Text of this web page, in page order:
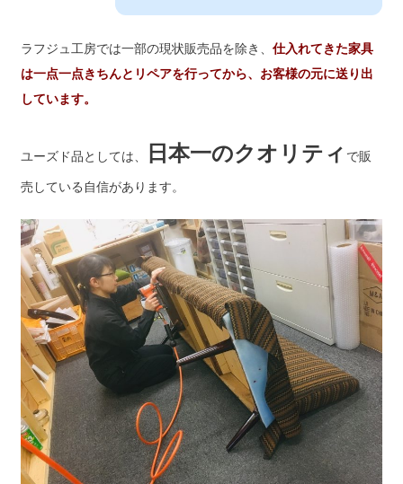
ラフジュ工房では一部の現状販売品を除き、 仕入れてきた家具
は一点一点きちんとリペアを行ってから、お客様の元に送り出
しています。
ユーズド品としては、 日本一のクオリティ で販
売している自信があります。